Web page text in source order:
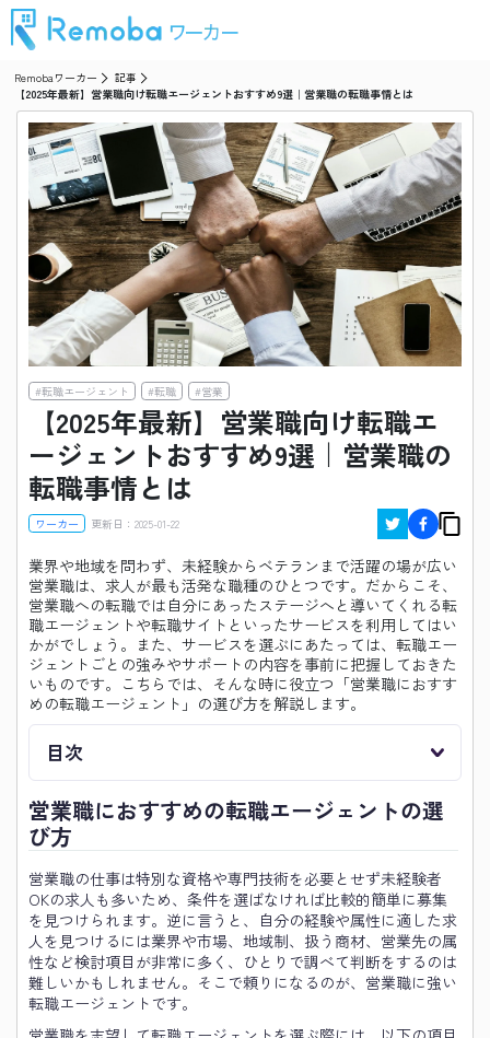
Remobaワーカー
記事
【2025年最新】営業職向け転職エージェントおすすめ9選｜営業職の転職事情とは
#転職エージェント #転職 #営業
【2025年最新】営業職向け転職エ
ージェントおすすめ9選｜営業職の
転職事情とは
ワーカー 更新日： 2025-01-22
業界や地域を問わず、未経験からベテランまで活躍の場が広い
営業職は、求人が最も活発な職種のひとつです。だからこそ、
営業職への転職では自分にあったステージへと導いてくれる転
職エージェントや転職サイトといったサービスを利用してはい
かがでしょう。また、サービスを選ぶにあたっては、転職エー
ジェントごとの強みやサポートの内容を事前に把握しておきた
いものです。こちらでは、そんな時に役立つ「営業職におすす
めの転職エージェント」の選び方を解説します。
目次
営業職におすすめの転職エージェントの選
び方
営業職の仕事は特別な資格や専門技術を必要とせず未経験者
OKの求人も多いため、条件を選ばなければ比較的簡単に募集
を見つけられます。逆に言うと、自分の経験や属性に適した求
人を見つけるには業界や市場、地域制、扱う商材、営業先の属
性など検討項目が非常に多く、ひとりで調べて判断をするのは
難しいかもしれません。そこで頼りになるのが、営業職に強い
転職エージェントです。